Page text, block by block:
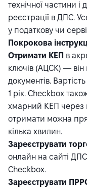
технічної частини
реєстрації в ДПС.
у податкову чи
Покрокова
Отримати КЕП в
ключів (АЦСК) — він
документів.
1 рік. Checkbox
хмарний КЕП через
отримати можна
кілька хвилин.
Зареєструвати
онлайн на сайті
Checkbox.
Зареєструвати